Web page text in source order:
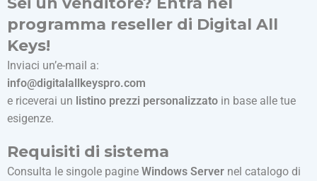
programma reseller di Digital All
Keys!
Inviaci un’e-mail a:
info@digitalallkeyspro.com
e riceverai un listino prezzi personalizzato in base alle tue
esigenze.
Requisiti di sistema
Consulta le singole pagine Windows Server nel catalogo di